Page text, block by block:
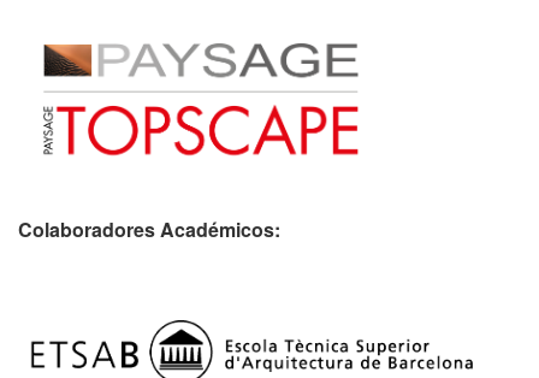
Colaboradores Académicos: